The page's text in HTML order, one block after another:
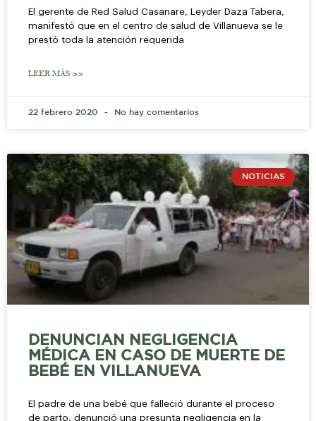
El gerente de Red Salud Casanare, Leyder Daza Tabera,
manifestó que en el centro de salud de Villanueva se le
prestó toda la atención requerida
LEER MÁS >>
22 febrero 2020 No hay comentarios
NOTICIAS
DENUNCIAN NEGLIGENCIA
MÉDICA EN CASO DE MUERTE DE
BEBÉ EN VILLANUEVA
El padre de una bebé que falleció durante el proceso
de parto, denunció una presunta negligencia en la